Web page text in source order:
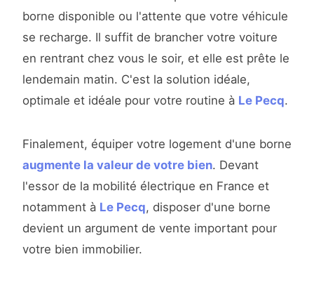
borne disponible ou l'attente que votre véhicule
se recharge. Il suffit de brancher votre voiture
en rentrant chez vous le soir, et elle est prête le
lendemain matin. C'est la solution idéale,
optimale et idéale pour votre routine à Le Pecq.
Finalement, équiper votre logement d'une borne
augmente la valeur de votre bien. Devant
l'essor de la mobilité électrique en France et
notamment à Le Pecq, disposer d'une borne
devient un argument de vente important pour
votre bien immobilier.